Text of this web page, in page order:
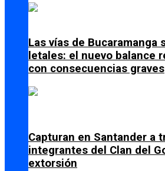
Las vías de Bucaramanga
letales: el nuevo balance
con consecuencias graves
Capturan en Santander a
integrantes del Clan del
extorsión